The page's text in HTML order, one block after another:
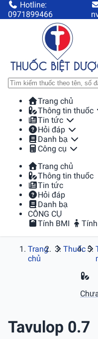
Hotline:
0971899466
Trang chủ
Thông tin thuốc
Tin tức
Hỏi đáp
Danh bạ
Công cụ
Trang chủ
Thông tin thuốc
Tin tức
Hỏi đáp
Danh bạ
CÔNG CỤ
Tính BMI
Trang
chủ
Thuốc
Tavulop 0.7